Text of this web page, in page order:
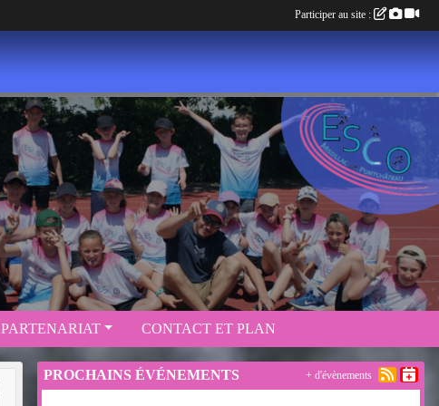
PARTENARIAT CONTACT ET PLAN
PROCHAINS ÉVÉNEMENTS + d'évènements
Participer au site :